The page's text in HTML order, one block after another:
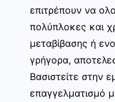
επιτρέπουν να
πολύπλοκες και
μεταβίβασης ή
γρήγορα,
Βασιστείτε στην
επαγγελματισμό